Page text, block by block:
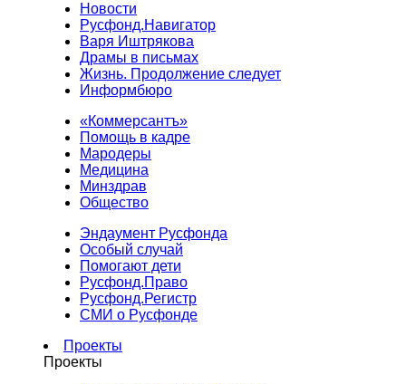
Новости
Русфонд.Навигатор
Варя Иштрякова
Драмы в письмах
Жизнь. Продолжение следует
Информбюро
«Коммерсантъ»
Помощь в кадре
Мародеры
Медицина
Минздрав
Общество
Эндаумент Русфонда
Особый случай
Помогают дети
Русфонд.Право
Русфонд.Регистр
СМИ о Русфонде
Проекты
Проекты